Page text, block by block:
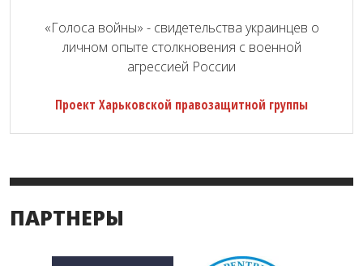
«Голоса войны» - свидетельства украинцев о
личном опыте столкновения с военной
агрессией России
Проект Харьковской правозащитной группы
ПАРТНЕРЫ